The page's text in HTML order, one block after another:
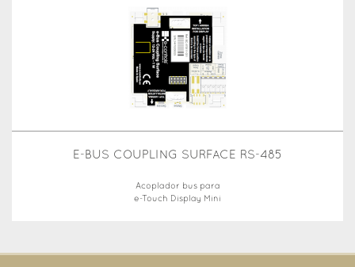
E-BUS COUPLING SURFACE RS-485
Acoplador bus para
e-Touch Display Mini